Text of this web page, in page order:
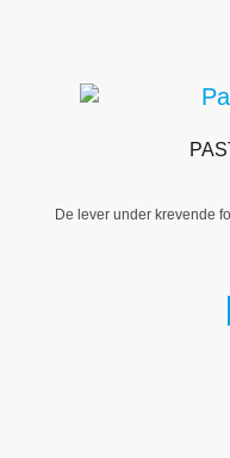
De lever under krevende